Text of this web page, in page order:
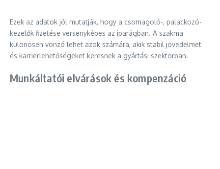
Ezek az adatok jól mutatják, hogy a csomagoló-, palackozó-
kezelők fizetése versenyképes az iparágban. A szakma
különösen vonzó lehet azok számára, akik stabil jövedelmet
és karrierlehetőségeket keresnek a gyártási szektorban.
Munkáltatói elvárások és kompenzáció